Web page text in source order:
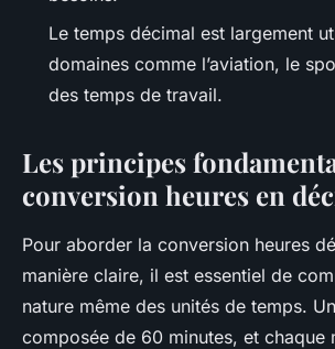
Le temps décimal est largement
domaines comme l’aviation, le
des temps de travail.
Les principes
conversion heures en
Pour aborder la conversion heures
manière claire, il est essentiel de
nature même des unités de temps.
composée de 60 minutes, et chaque